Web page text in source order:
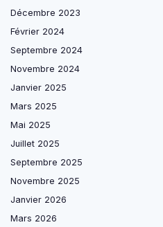
Décembre 2023
Février 2024
Septembre 2024
Novembre 2024
Janvier 2025
Mars 2025
Mai 2025
Juillet 2025
Septembre 2025
Novembre 2025
Janvier 2026
Mars 2026